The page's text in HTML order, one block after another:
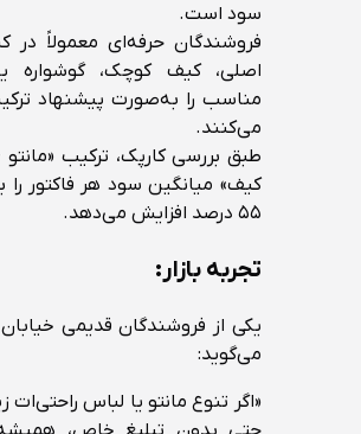
سود است.
فروشندگان حرفه‌ای معمولاً در
اصلی، کیف کوچک، گوشواره
مناسب را به‌صورت پیشنهاد
می‌کنند.
طبق بررسی کارپک، ترکیب
۵۵ درصد افزایش می‌دهد.
تجربه بازار:
یکی از فروشندگان قدیمی
می‌گوید:
«اگر تنوع مانتو یا لباس راحتی‌ات